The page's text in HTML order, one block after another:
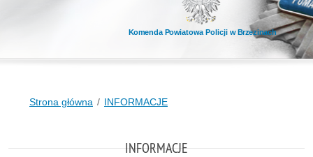
Komenda Powiatowa Policji w Brzezinach
Strona główna INFORMACJE
INFORMACJE